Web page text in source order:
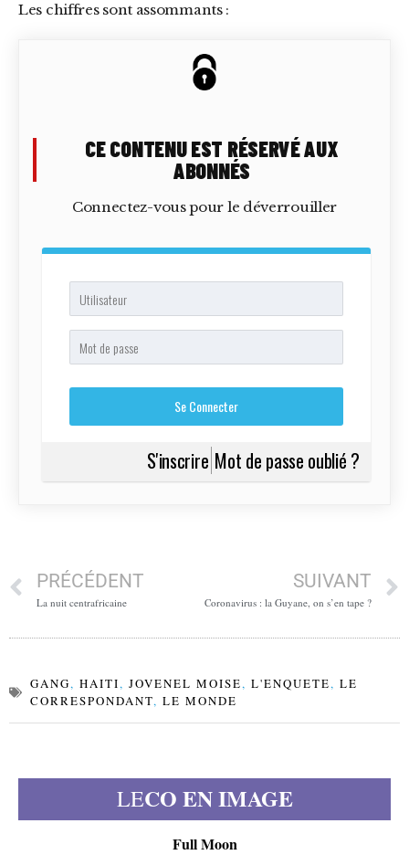
Les chiffres sont assommants :
CE CONTENU EST RÉSERVÉ AUX
ABONNÉS
Connectez-vous pour le déverrouiller
S'inscrire Mot de passe oublié ?
PRÉCÉDENT
La nuit centrafricaine
SUIVANT
Coronavirus : la Guyane, on s’en tape ?
GANG, HAITI, JOVENEL MOISE, L'ENQUETE, LE
CORRESPONDANT, LE MONDE
LECO EN IMAGE
Full Moon